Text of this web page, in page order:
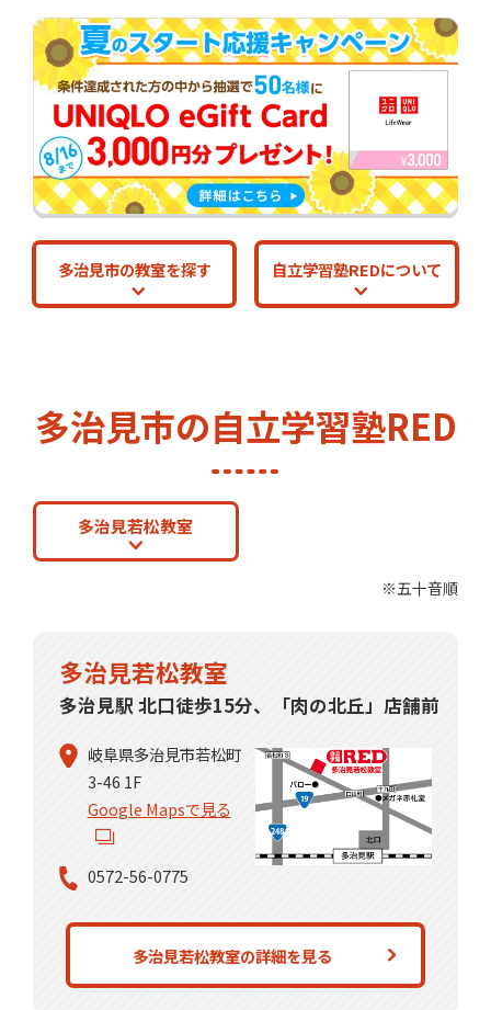
多治見市の教室を探す 自立学習塾REDについて
多治見市の自立学習塾RED
多治見若松教室
※五十音順
多治見若松教室
多治見駅 北口徒歩15分、「肉の北丘」店舗前
岐阜県多治見市若松町
3-46 1F
Google Mapsで見る
0572-56-0775
多治見若松教室の詳細を見る